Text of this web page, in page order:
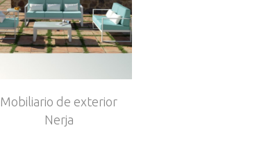
Mobiliario de exterior
Nerja